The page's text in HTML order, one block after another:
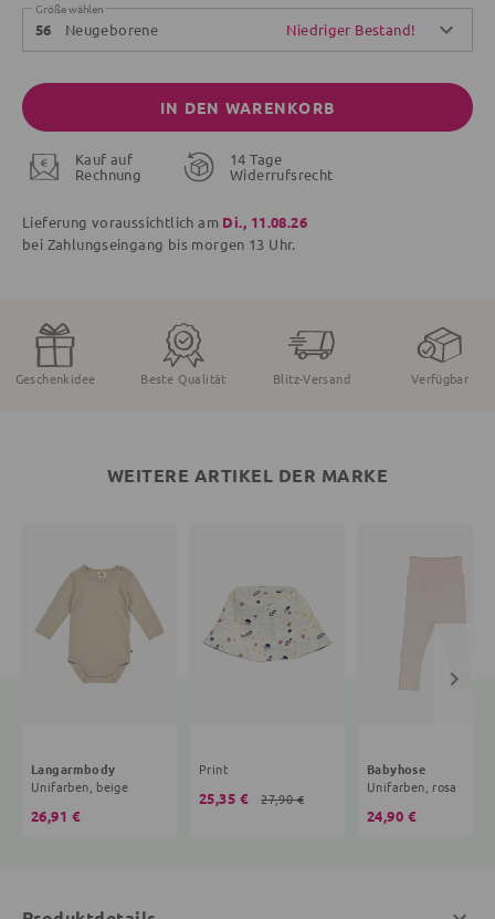
Größe wählen
56 Neugeborene Niedriger Bestand!
IN DEN WARENKORB
Kauf auf
Rechnung
14 Tage
Widerrufsrecht
Lieferung voraussichtlich am Di., 11.08.26
bei Zahlungseingang bis morgen 13 Uhr.
Geschenkidee Beste Qualität Blitz-Versand Verfügbar
WEITERE ARTIKEL DER MARKE
Langarmbody
Unifarben, beige
26,91 €
Print
25,35 € 27,90 €
Babyhose
Unifarben, rosa
24,90 €